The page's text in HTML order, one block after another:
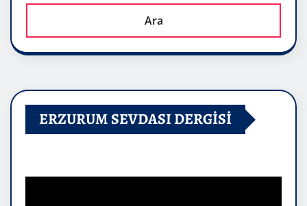
Ara
ERZURUM SEVDASI DERGİSİ